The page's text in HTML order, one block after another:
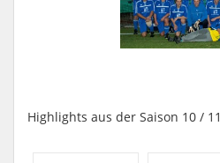
Highlights aus der Saison 10 / 11